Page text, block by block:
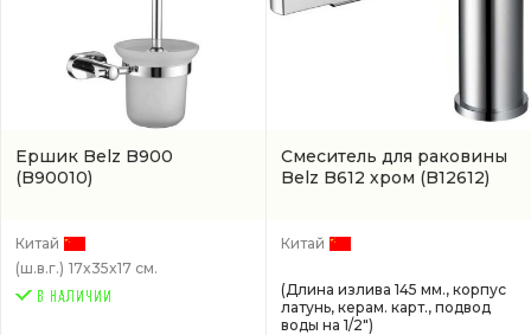
Ершик Belz B900
(B90010)
Китай
(ш.в.г.) 17x35x17 см.
Смеситель для раковины
Belz B612 хром (B12612)
Китай
(Длина излива 145 мм., корпус
латунь, керам. карт., подвод
воды на 1/2")